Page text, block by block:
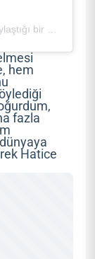
hem
fazla
Hatice